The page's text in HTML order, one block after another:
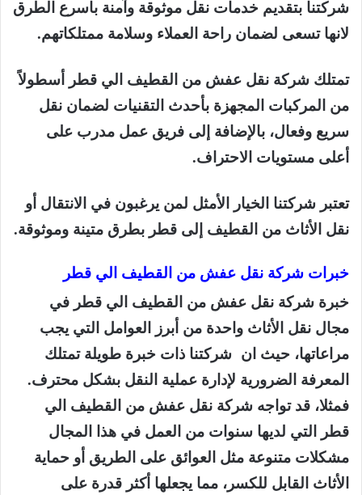
شركتنا بتقديم خدمات نقل موثوقة وآمنة باسرع الطرق
لانها تسعى لضمان راحة العملاء وسلامة ممتلكاتهم.
تمتلك شركة نقل عفش من القطيف الي قطر أسطولاً
من المركبات المجهزة بأحدث التقنيات لضمان نقل
سريع وفعال، بالإضافة إلى فريق عمل مدرب على
أعلى مستويات الاحتراف.
تعتبر شركتنا الخيار الأمثل لمن يرغبون في الانتقال أو
نقل الأثاث من القطيف إلى قطر بطرق متينة وموثوقة.
خبرات شركة نقل عفش من القطيف الي قطر
خبرة شركة نقل عفش من القطيف الي قطر في
مجال نقل الأثاث واحدة من أبرز العوامل التي يجب
مراعاتها، حيث ان شركتنا ذات خبرة طويلة تمتلك
المعرفة الضرورية لإدارة عملية النقل بشكل محترف.
فمثلا، قد تواجه شركة نقل عفش من القطيف الي
قطر التي لديها سنوات من العمل في هذا المجال
مشكلات متنوعة مثل العوائق على الطريق أو حماية
الأثاث القابل للكسر، مما يجعلها أكثر قدرة على